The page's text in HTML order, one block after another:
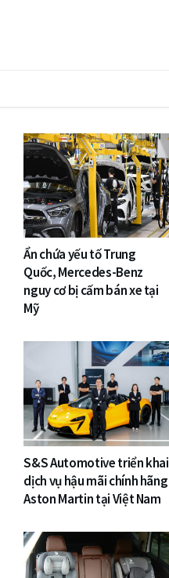
Ẩn chứa yếu tố Trung
Quốc, Mercedes-Benz
nguy cơ bị cấm bán xe tại
Mỹ
S&S Automotive triển khai
dịch vụ hậu mãi chính hãng
Aston Martin tại Việt Nam